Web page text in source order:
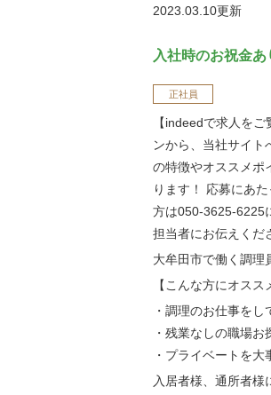
2023.03.10更新
入社時のお祝金
正社員
【indeedで求人を
ンから、当社サイト
の特徴やオススメポ
ります！ 応募にあ
方は050-3625-6225
担当者にお伝えくだ
大牟田市で働く調理
【こんな方にオスス
・調理のお仕事をし
・残業なしの職場お
・プライベートを大
入居者様、通所者様